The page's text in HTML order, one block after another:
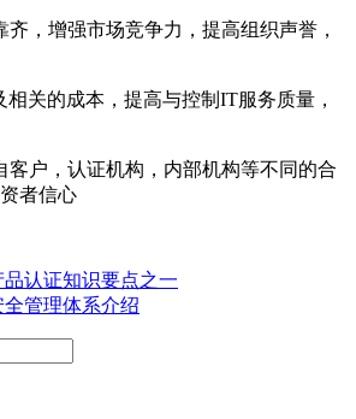
齐，增强市场竞争力，提高组织声誉，
相关的成本，提高与控制IT服务质量，
客户，认证机构，内部机构等不同的合
者信心
品认证知识要点之一
全管理体系介绍